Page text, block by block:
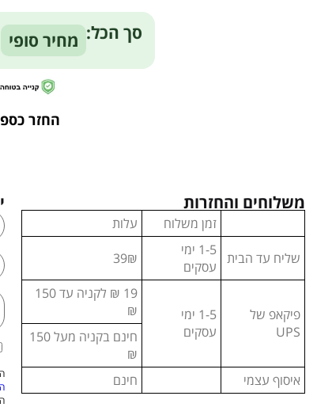
Alternative:
סך הכל: מחיר סופי
החזר
משלוחים והחזרות
זמן משלוח
עלות
שליח עד הבית
1-5 ימי
עסקים
39₪
פיקאפ של
UPS
1-5 ימי
עסקים
19 ₪ לקניה עד 150
₪
חינם בקניה מעל 150
₪
איסוף עצמי
חינם